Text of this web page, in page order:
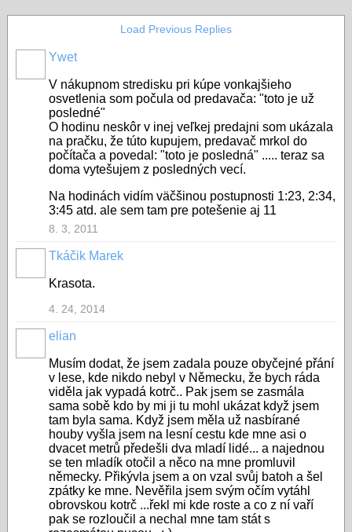
Load Previous Replies
Ywet
V nákupnom stredisku pri kúpe vonkajšieho
osvetlenia som počula od predavača: "toto je už
posledné"
O hodinu neskôr v inej veľkej predajni som ukázala
na pračku, že túto kupujem, predavač mrkol do
počítača a povedal: "toto je posledná" ..... teraz sa
doma vytešujem z posledných vecí.
Na hodinách vidím väčšinou postupnosti 1:23, 2:34,
3:45 atd. ale sem tam pre potešenie aj 11
8. 3, 2011
Tkáčik Marek
Krasota.
4. 24, 2014
elian
Musím dodat, že jsem zadala pouze obyčejné přání
v lese, kde nikdo nebyl v Německu, že bych ráda
viděla jak vypadá kotrč.. Pak jsem se zasmála
sama sobě kdo by mi ji tu mohl ukázat když jsem
tam byla sama. Když jsem měla už nasbírané
houby vyšla jsem na lesní cestu kde mne asi o
dvacet metrů předešli dva mladí lidé... a najednou
se ten mladík otočil a něco na mne promluvil
německy. Přikývla jsem a on vzal svůj batoh a šel
zpátky ke mne. Nevěřila jsem svým očím vytáhl
obrovskou kotrč ...řekl mi kde roste a co z ní vaří
pak se rozloučil a nechal mne tam stát s